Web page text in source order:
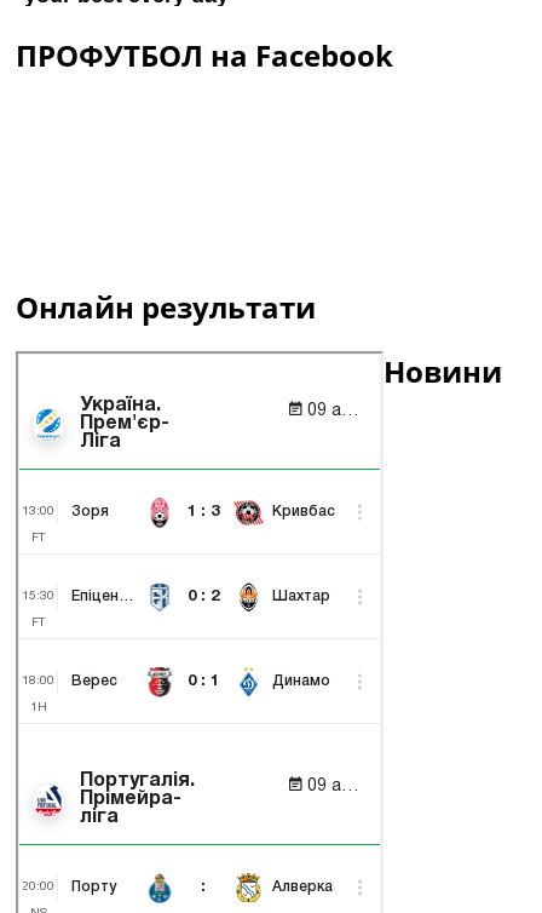
ПРОФУТБОЛ на Facebook
Онлайн результати
Новини